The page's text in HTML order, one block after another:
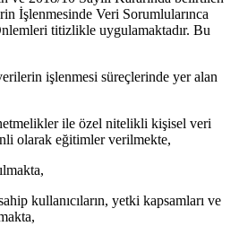
İşlenmesinde Veri Sorumlularınca
titizlikle uygulamaktadır. Bu
işlenmesi süreçlerinde yer alan
ile özel nitelikli kişisel veri
olarak eğitimler verilmekte,
kullanıcıların, yetki kapsamları ve